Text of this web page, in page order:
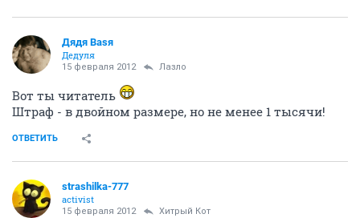
Дядя Ваsя
Дедуля
15 февраля 2012 Лазло
Вот ты читатель
Штраф - в двойном размере, но не менее 1 тысячи!
ОТВЕТИТЬ
strashilka-777
activist
15 февраля 2012 Хитрый Кот